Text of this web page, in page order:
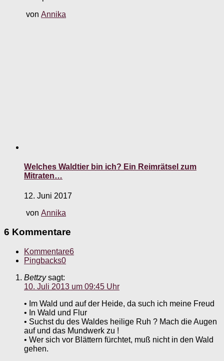
von Annika
Welches Waldtier bin ich? Ein Reimrätsel zum
Mitraten…
12. Juni 2017
von Annika
6 Kommentare
Kommentare6
Pingbacks0
Bettzy sagt:
10. Juli 2013 um 09:45 Uhr
• Im Wald und auf der Heide, da such ich meine Freud
• In Wald und Flur
• Suchst du des Waldes heilige Ruh ? Mach die Augen
auf und das Mundwerk zu !
• Wer sich vor Blättern fürchtet, muß nicht in den Wald
gehen.